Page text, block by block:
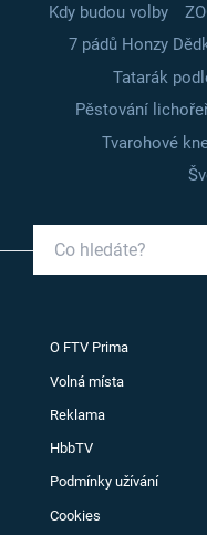
Kdy budou volby
7 pádů Honzy
Tatarák
Pěstování
Tvarohové
O FTV Prima
Volná místa
Reklama
HbbTV
Podmínky užívání
Cookies